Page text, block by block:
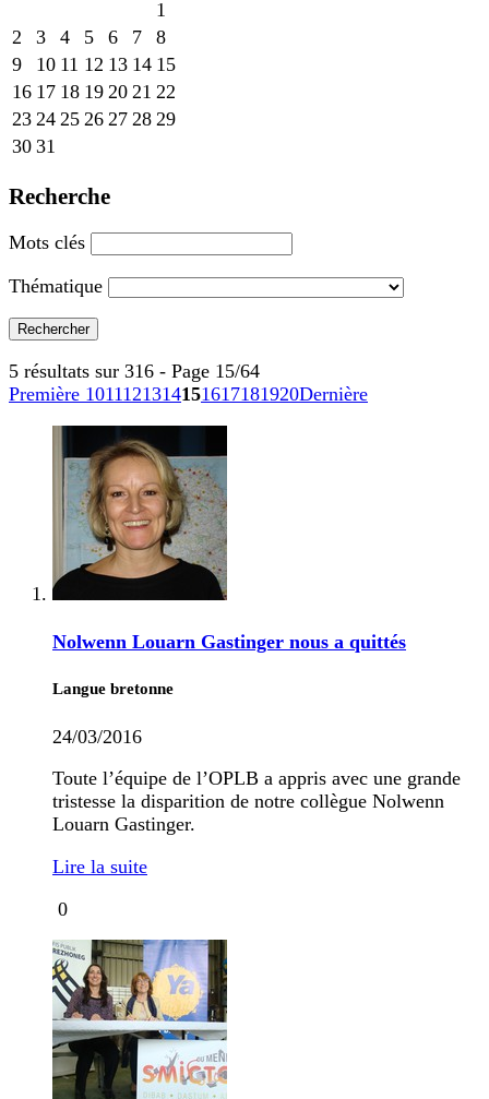
1
2
3 4 5 6 7
8
9
10 11 12 13 14 15
16 17 18 19 20 21 22
23 24 25 26 27 28 29
30 31
Recherche
Mots clés
Thématique
5 résultats sur 316 - Page 15/64
Première 1011121314151617181920Dernière
Nolwenn Louarn Gastinger nous a quittés
Langue bretonne
24/03/2016
Toute l’équipe de l’OPLB a appris avec une grande
tristesse la disparition de notre collègue Nolwenn
Louarn Gastinger.
Lire la suite
0